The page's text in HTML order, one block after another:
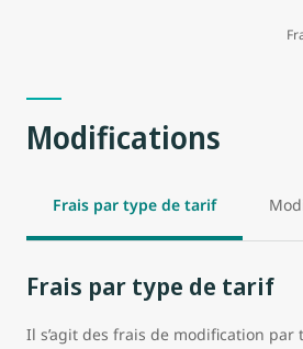
Modifications
Frais par type de tarif
Frais par type de tarif
Il s’agit des frais de modification par